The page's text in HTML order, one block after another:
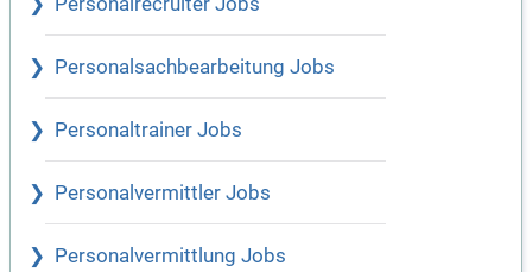
Personalsachbearbeitung Jobs
Personaltrainer Jobs
Personalvermittler Jobs
Personalvermittlung Jobs